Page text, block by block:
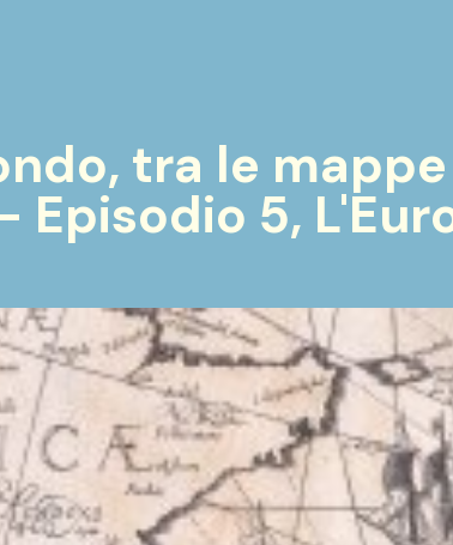
tra le
Episodio 5,
pia dei Poveri vergognosi”